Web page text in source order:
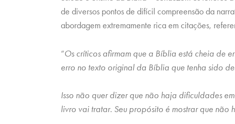
de diversos pontos de difícil compreensão da
abordagem extremamente rica em citações,
“Os críticos afirmam que a Bíblia está cheia de
erro no texto original da Bíblia que tenha sido
Isso não quer dizer que não haja dificuldades
livro vai tratar. Seu propósito é mostrar que não